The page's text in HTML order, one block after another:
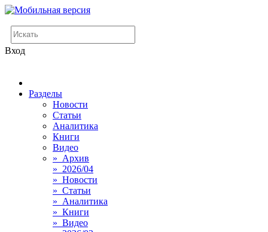
Вход
Разделы
Новости
Статьи
Аналитика
Книги
Видео
» Архив
» 2026/04
» Новости
» Статьи
» Аналитика
» Книги
» Видео